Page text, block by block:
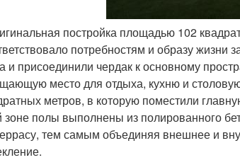
постройка площадью 102
потребностям и образу жизни
и присоединили чердак к основному
место для отдыха, кухню и
метров, в которую поместили
зоне полы выполнены из полированного
тем самым объединяя внешнее и